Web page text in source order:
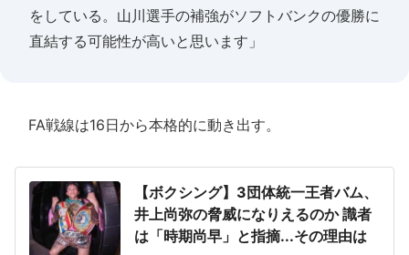
をしている。山川選手の補強がソフトバンクの優勝に
直結する可能性が高いと思います」
FA戦線は16日から本格的に動き出す。
【ボクシング】3団体統一王者バム、
井上尚弥の脅威になりえるのか 識者
は「時期尚早」と指摘...その理由は